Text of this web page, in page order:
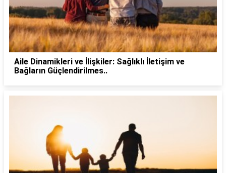
Aile Dinamikleri ve İlişkiler: Sağlıklı İletişim ve
Bağların Güçlendirilmes..